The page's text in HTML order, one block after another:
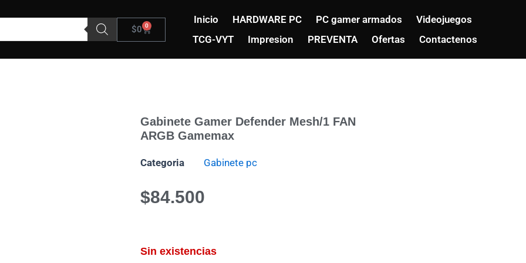
$0 0
Carrito
Inicio HARDWARE PC PC gamer armados
Videojuegos
TCG-VYT
Impresion PREVENTA Ofertas Contactenos
Gabinete Gamer Defender Mesh/1 FAN
ARGB Gamemax
Categoria Gabinete pc
$84.500
Sin existencias